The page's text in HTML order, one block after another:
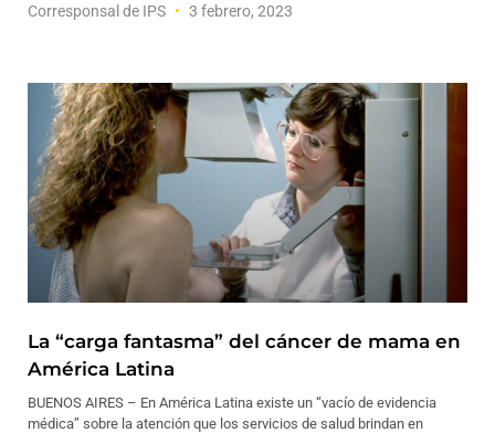
Corresponsal de IPS 3 febrero, 2023
La “carga fantasma” del cáncer de mama en
América Latina
BUENOS AIRES – En América Latina existe un “vacío de evidencia
médica” sobre la atención que los servicios de salud brindan en